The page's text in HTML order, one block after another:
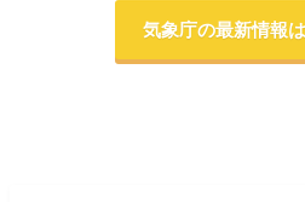
気象庁の最新情報